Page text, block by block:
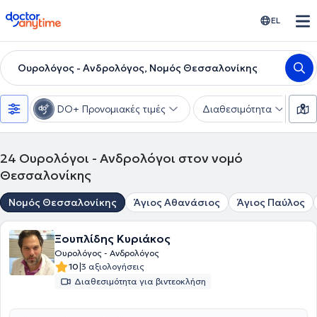
doctoranytime EL
Ουρολόγος - Ανδρολόγος, Νομός Θεσσαλονίκης
DO+ Προνομιακές τιμές Διαθεσιμότητα
24 Ουρολόγοι - Ανδρολόγοι στον νομό
Θεσσαλονίκης
Νομός Θεσσαλονίκης Άγιος Αθανάσιος Άγιος Παύλος
Ξουπλίδης Κυριάκος
Ουρολόγος - Ανδρολόγος
10|3 αξιολογήσεις
Διαθεσιμότητα για βιντεοκλήση